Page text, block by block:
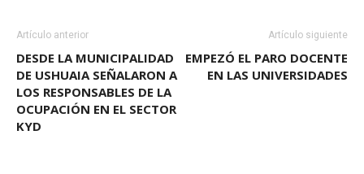
Artículo anterior
DESDE LA MUNICIPALIDAD
DE USHUAIA SEÑALARON A
LOS RESPONSABLES DE LA
OCUPACIÓN EN EL SECTOR
KYD
Artículo siguiente
EMPEZÓ EL PARO DOCENTE
EN LAS UNIVERSIDADES